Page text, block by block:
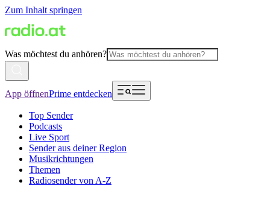
Zum Inhalt springen
Was möchtest du anhören?
App öffnenPrime entdecken
Top Sender
Podcasts
Live Sport
Sender aus deiner Region
Musikrichtungen
Themen
Radiosender von A-Z